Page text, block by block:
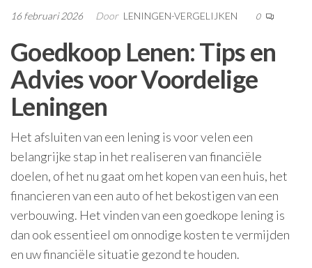
16 februari 2026 Door LENINGEN-VERGELIJKEN 0
Goedkoop Lenen: Tips en
Advies voor Voordelige
Leningen
Het afsluiten van een lening is voor velen een
belangrijke stap in het realiseren van financiële
doelen, of het nu gaat om het kopen van een huis, het
financieren van een auto of het bekostigen van een
verbouwing. Het vinden van een goedkope lening is
dan ook essentieel om onnodige kosten te vermijden
en uw financiële situatie gezond te houden.